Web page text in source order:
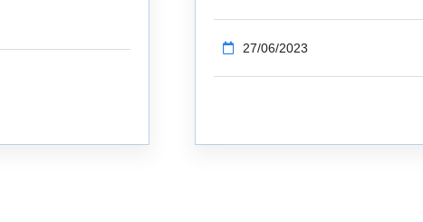
27/06/2023